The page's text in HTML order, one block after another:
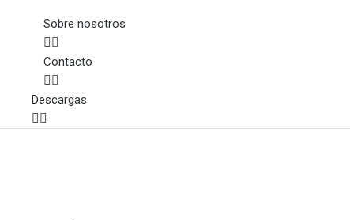
Sobre nosotros
Contacto
Descargas